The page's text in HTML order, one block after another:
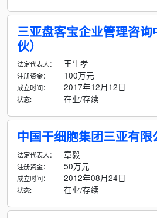
三亚盘客宝企业管理咨
伙）
法定代表人： 王生孝
注册资金： 100万元
成立时间： 2017年12月12日
状态: 在业/存续
中国干细胞集团三亚有限
法定代表人： 章毅
注册资金： 50万元
成立时间： 2012年08月24日
状态: 在业/存续